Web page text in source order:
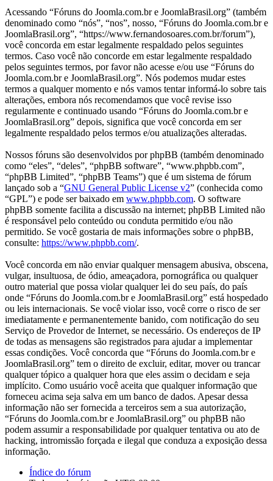
Acessando “Fóruns do Joomla.com.br e JoomlaBrasil.org” (também
denominado como “nós”, “nos”, nosso, “Fóruns do Joomla.com.br e
JoomlaBrasil.org”, “https://www.fernandosoares.com.br/forum”),
você concorda em estar legalmente respaldado pelos seguintes
termos. Caso você não concorde em estar legalmente respaldado
pelos seguintes termos, por favor não acesse e/ou use “Fóruns do
Joomla.com.br e JoomlaBrasil.org”. Nós podemos mudar estes
termos a qualquer momento e nós vamos tentar informá-lo sobre tais
alterações, embora nós recomendamos que você revise isso
regularmente e continuado usando “Fóruns do Joomla.com.br e
JoomlaBrasil.org” depois, significa que você concorda em ser
legalmente respaldado pelos termos e/ou atualizações alteradas.
Nossos fóruns são desenvolvidos por phpBB (também denominado
como “eles”, “deles”, “phpBB software”, “www.phpbb.com”,
“phpBB Limited”, “phpBB Teams”) que é um sistema de fórum
lançado sob a “GNU General Public License v2” (conhecida como
“GPL”) e pode ser baixado em www.phpbb.com. O software
phpBB somente facilita a discussão na internet; phpBB Limited não
é responsável pelo conteúdo ou conduta permitido e/ou não
permitido. Se você gostaria de mais informações sobre o phpBB,
consulte: https://www.phpbb.com/.
Você concorda em não enviar qualquer mensagem abusiva, obscena,
vulgar, insultuosa, de ódio, ameaçadora, pornográfica ou qualquer
outro material que possa violar qualquer lei do seu país, do país
onde “Fóruns do Joomla.com.br e JoomlaBrasil.org” está hospedado
ou leis internacionais. Se você violar isso, você corre o risco de ser
imediatamente e permanentemente banido, com notificação do seu
Serviço de Provedor de Internet, se necessário. Os endereços de IP
de todas as mensagens são registrados para ajudar a implementar
essas condições. Você concorda que “Fóruns do Joomla.com.br e
JoomlaBrasil.org” tem o direito de excluir, editar, mover ou trancar
qualquer tópico a qualquer hora que eles assim o decidam e seja
implícito. Como usuário você aceita que qualquer informação que
forneceu acima seja salva em um banco de dados. Apesar dessa
informação não ser fornecida a terceiros sem a sua autorização,
“Fóruns do Joomla.com.br e JoomlaBrasil.org” ou phpBB não
podem assumir a responsabilidade por qualquer tentativa ou ato de
hacking, intromissão forçada e ilegal que conduza a exposição dessa
informação.
Índice do fórum